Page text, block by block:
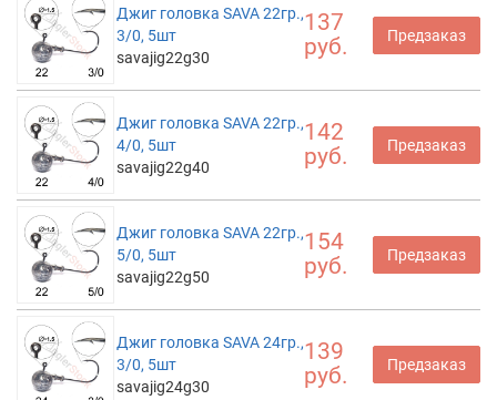
Джиг головка SAVA 22гр.,
3/0, 5шт
savajig22g30
137
руб.
Предзаказ
Джиг головка SAVA 22гр.,
4/0, 5шт
savajig22g40
142
руб.
Предзаказ
Джиг головка SAVA 22гр.,
5/0, 5шт
savajig22g50
154
руб.
Предзаказ
Джиг головка SAVA 24гр.,
3/0, 5шт
savajig24g30
139
руб.
Предзаказ